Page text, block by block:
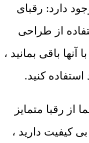
دارد: رقبای
از طراحی
باقی بمانید ،
کنید.
رقبا متمایز
کیفیت دارید ،